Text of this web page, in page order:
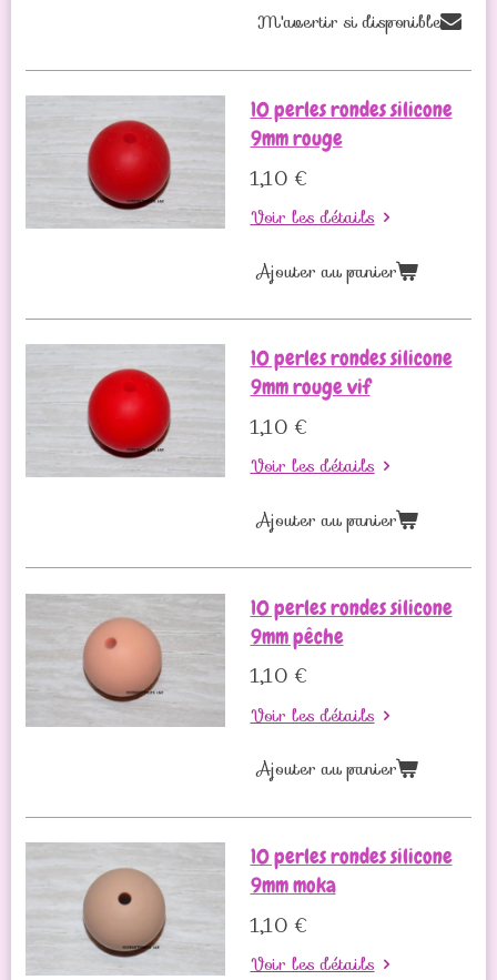
M'avertir si disponible
10 perles rondes silicone
9mm rouge
1,10 €
Voir les détails
Ajouter au panier
10 perles rondes silicone
9mm rouge vif
1,10 €
Voir les détails
Ajouter au panier
10 perles rondes silicone
9mm pêche
1,10 €
Voir les détails
Ajouter au panier
10 perles rondes silicone
9mm moka
1,10 €
Voir les détails